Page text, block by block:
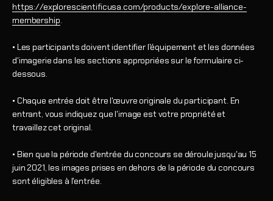
https://explorescientificusa.com/products/explore-alliance-
membership.
• Les participants doivent identifier l'équipement et les données
d'imagerie dans les sections appropriées sur le formulaire ci-
dessous.
• Chaque entrée doit être l'œuvre originale du participant. En
entrant, vous indiquez que l'image est votre propriété et
travaillez cet original.
• Bien que la période d'entrée du concours se déroule jusqu'au 15
juin 2021, les images prises en dehors de la période du concours
sont éligibles à l'entrée.